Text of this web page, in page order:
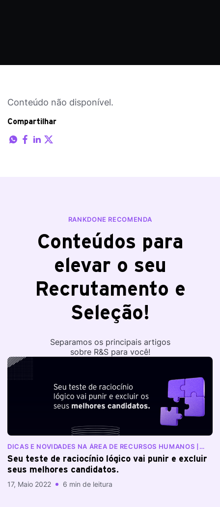
Conteúdo não disponível.
Compartilhar
RANKDONE RECOMENDA
Conteúdos para
elevar o seu
Recrutamento e
Seleção!
Separamos os principais artigos
sobre R&S para você!
DICAS E NOVIDADES NA ÁREA DE RECURSOS HUMANOS |
Seu teste de raciocínio lógico vai punir e excluir
seus melhores candidatos.
17, Maio 2022 6 min de leitura